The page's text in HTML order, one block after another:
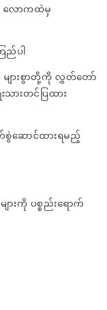
လောကထဲမှ
ည်ပါ
များစွာတို့ကို လွှတ်တော်
သားတင်ပြထား
စွဲဆောင်ထားရမည့်
းကို ပစ္စည်းရောက်